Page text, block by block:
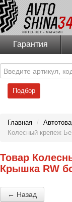
Гарантия
Подбор
Главная /
Колесный крепеж
Товар
Крышка RW
← Назад